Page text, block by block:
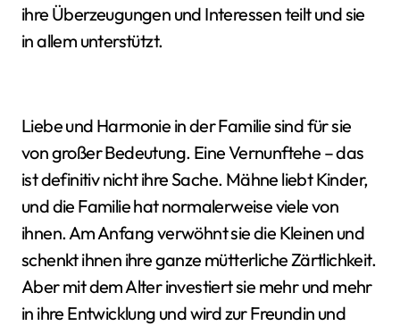
ihre Überzeugungen und Interessen teilt und sie
in allem unterstützt.
Liebe und Harmonie in der Familie sind für sie
von großer Bedeutung. Eine Vernunftehe – das
ist definitiv nicht ihre Sache. Mähne liebt Kinder,
und die Familie hat normalerweise viele von
ihnen. Am Anfang verwöhnt sie die Kleinen und
schenkt ihnen ihre ganze mütterliche Zärtlichkeit.
Aber mit dem Alter investiert sie mehr und mehr
in ihre Entwicklung und wird zur Freundin und